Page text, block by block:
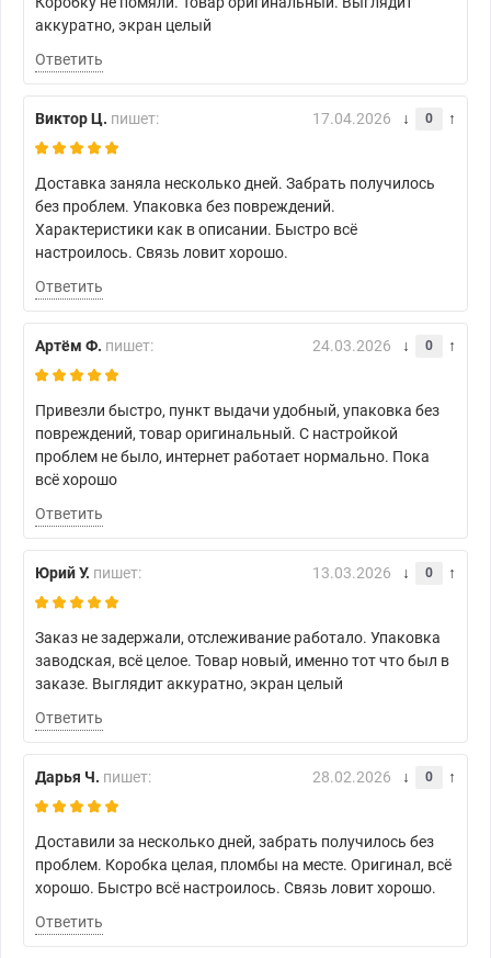
аккуратно, экран целый
Ответить
Виктор Ц. пишет: 17.04.2026 0
Доставка заняла несколько дней. Забрать получилось
без проблем. Упаковка без повреждений.
Характеристики как в описании. Быстро всё
настроилось. Связь ловит хорошо.
Ответить
Артём Ф. пишет: 24.03.2026 0
Привезли быстро, пункт выдачи удобный, упаковка без
повреждений, товар оригинальный. С настройкой
проблем не было, интернет работает нормально. Пока
всё хорошо
Ответить
Юрий У. пишет: 13.03.2026 0
Заказ не задержали, отслеживание работало. Упаковка
заводская, всё целое. Товар новый, именно тот что был в
заказе. Выглядит аккуратно, экран целый
Ответить
Дарья Ч. пишет: 28.02.2026 0
Доставили за несколько дней, забрать получилось без
проблем. Коробка целая, пломбы на месте. Оригинал, всё
хорошо. Быстро всё настроилось. Связь ловит хорошо.
Ответить